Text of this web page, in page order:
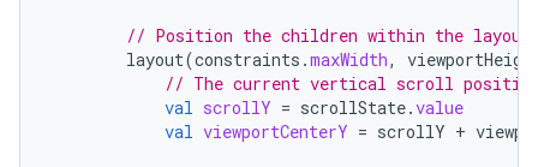
// Position the children within the
layout(constraints .maxWidth,
// The current vertical scroll
val scrollY = scrollState.value
val viewportCenterY = scrollY +